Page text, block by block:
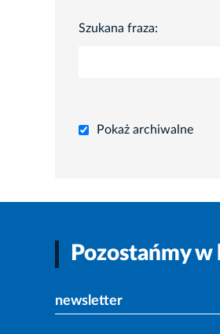
Szukana fraza:
Pokaż archiwalne
Pozostańmy
newsletter